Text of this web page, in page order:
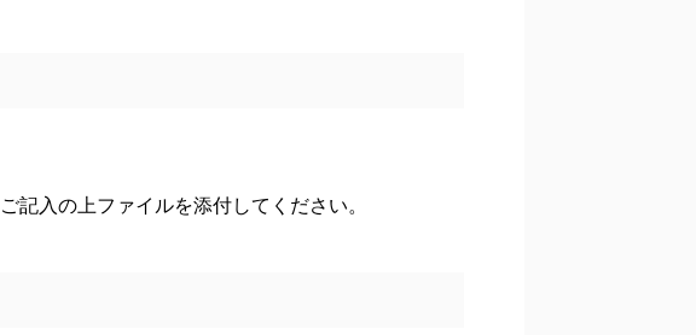
入の上ファイルを添付してください。